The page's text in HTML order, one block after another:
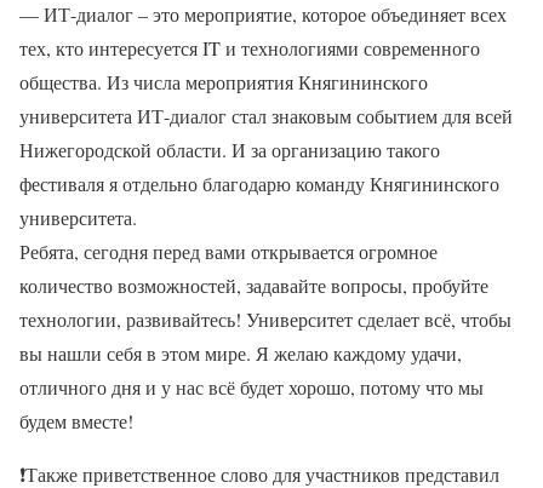
— ИТ-диалог – это мероприятие, которое объединяет всех
тех, кто интересуется IT и технологиями современного
общества. Из числа мероприятия Княгининского
университета ИТ-диалог стал знаковым событием для всей
Нижегородской области. И за организацию такого
фестиваля я отдельно благодарю команду Княгининского
университета.
Ребята, сегодня перед вами открывается огромное
количество возможностей, задавайте вопросы, пробуйте
технологии, развивайтесь! Университет сделает всё, чтобы
вы нашли себя в этом мире. Я желаю каждому удачи,
отличного дня и у нас всё будет хорошо, потому что мы
будем вместе!
❗Также приветственное слово для участников представил